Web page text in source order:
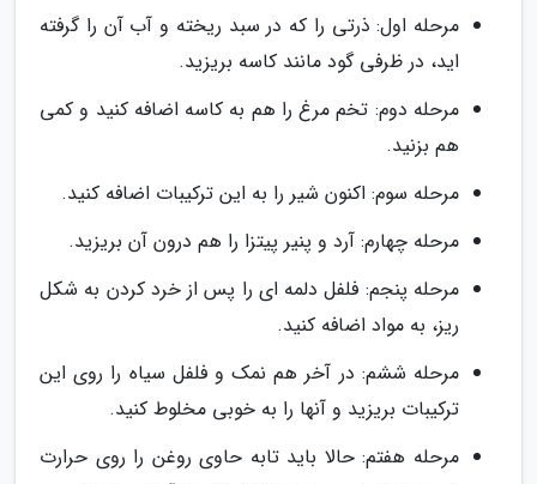
مرحله اول: ذرتی را که در سبد ریخته و آب آن را گرفته
اید، در ظرفی گود مانند کاسه بریزید.
مرحله دوم: تخم مرغ را هم به کاسه اضافه کنید و کمی
هم بزنید.
مرحله سوم: اکنون شیر را به این ترکیبات اضافه کنید.
مرحله چهارم: آرد و پنیر پیتزا را هم درون آن بریزید.
مرحله پنجم: فلفل دلمه ای را پس از خرد کردن به شکل
ریز، به مواد اضافه کنید.
مرحله ششم: در آخر هم نمک و فلفل سیاه را روی این
ترکیبات بریزید و آنها را به خوبی مخلوط کنید.
مرحله هفتم: حالا باید تابه حاوی روغن را روی حرارت